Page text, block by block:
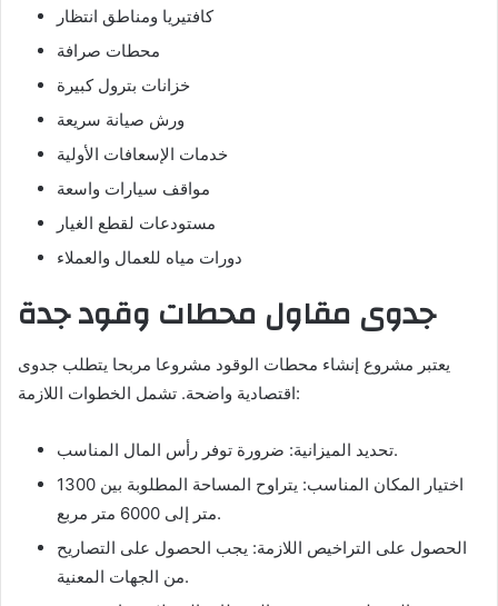
كافتيريا ومناطق انتظار
محطات صرافة
خزانات بترول كبيرة
ورش صيانة سريعة
خدمات الإسعافات الأولية
مواقف سيارات واسعة
مستودعات لقطع الغيار
دورات مياه للعمال والعملاء
جدوى مقاول محطات وقود جدة
يعتبر مشروع إنشاء محطات الوقود مشروعا مربحا يتطلب جدوى
اقتصادية واضحة. تشمل الخطوات اللازمة:
تحديد الميزانية: ضرورة توفر رأس المال المناسب.
اختيار المكان المناسب: يتراوح المساحة المطلوبة بين 1300
متر إلى 6000 متر مربع.
الحصول على التراخيص اللازمة: يجب الحصول على التصاريح
من الجهات المعنية.